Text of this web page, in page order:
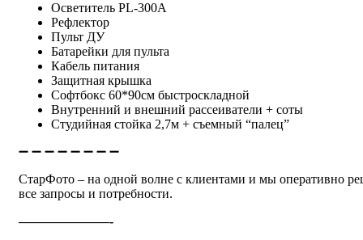
Осветитель РL-300А
Рефлектор
Пульт ДУ
Батарейки для пульта
Кабель питания
Защитная крышка
Софтбокс 60*90см быстроскладной
Внутренний и внешний рассеиватели + соты
Студийная стойка 2,7м + съемный “палец”
➖ ➖ ➖ ➖ ➖ ➖ ➖ ➖
СтарФото – на одной волне с клиентами и мы оперативно
все запросы и потребности.
———————-